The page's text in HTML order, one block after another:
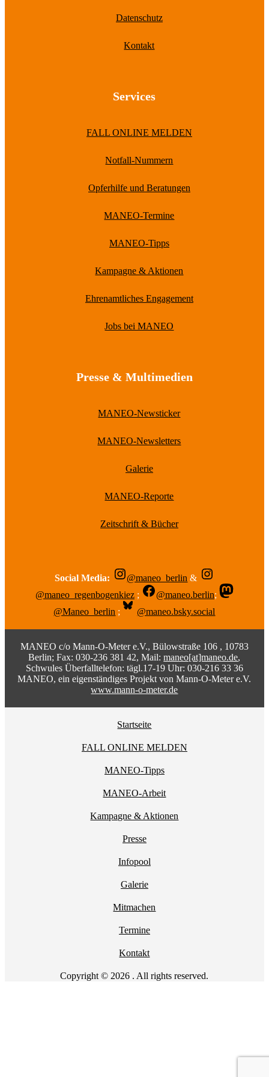
Datenschutz
Kontakt
Services
FALL ONLINE MELDEN
Notfall-Nummern
Opferhilfe und Beratungen
MANEO-Termine
MANEO-Tipps
Kampagne & Aktionen
Ehrenamtliches Engagement
Jobs bei MANEO
Presse & Multimedien
MANEO-Newsticker
MANEO-Newsletters
Galerie
MANEO-Reporte
Zeitschrift & Bücher
Social Media: @maneo_berlin &
@maneo_regenbogenkiez ; @maneo.berlin;
@Maneo_berlin ; @maneo.bsky.social
MANEO c/o Mann-O-Meter e.V., Bülowstraße 106 , 10783
Berlin; Fax: 030-236 381 42, Mail:maneo[at]maneo.de,
Schwules Überfalltelefon: tägl.17-19 Uhr: 030-216 33 36
MANEO, ein eigenständiges Projekt von Mann-O-Meter e.V.
www.mann-o-meter.de
Startseite
FALL ONLINE MELDEN
MANEO-Tipps
MANEO-Arbeit
Kampagne & Aktionen
Presse
Infopool
Galerie
Mitmachen
Termine
Kontakt
Copyright © 2026 . All rights reserved.